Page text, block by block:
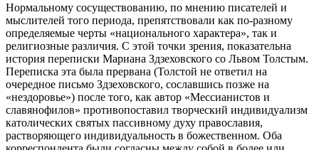
Нормальному сосуществованию, по мнению писателей и
мыслителей того периода, препятствовали как по-разному
определяемые черты «национального характера», так и
религиозные различия. С этой точки зрения, показательна
история переписки Мариана Здзеховского со Львом Толстым.
Переписка эта была прервана (Толстой не ответил на
очередное письмо Здзеховского, сославшись позже на
«нездоровье») после того, как автор «Мессианистов и
славянофилов» противопоставил творческий индивидуализм
католических святых пассивному духу православия,
растворяющего индивидуальность в божественном. Оба